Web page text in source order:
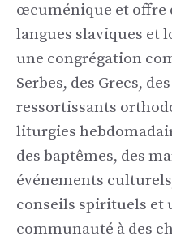
œcuménique et offre
langues slaviques et
une congrégation
Serbes, des Grecs,
ressortissants
liturgies
des baptêmes, des
événements
conseils spirituels et
communauté à des